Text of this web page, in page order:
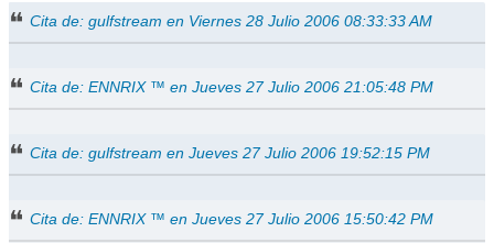
Cita de: gulfstream en Viernes 28 Julio 2006 08:33:33 AM
Cita de: ENNRIX ™ en Jueves 27 Julio 2006 21:05:48 PM
Cita de: gulfstream en Jueves 27 Julio 2006 19:52:15 PM
Cita de: ENNRIX ™ en Jueves 27 Julio 2006 15:50:42 PM